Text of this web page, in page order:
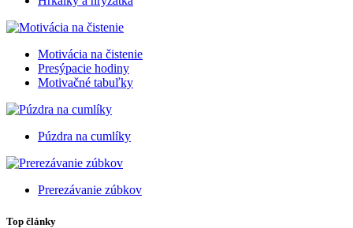
Motivácia na čistenie
Presýpacie hodiny
Motivačné tabuľky
Púzdra na cumlíky
Prerezávanie zúbkov
Top články